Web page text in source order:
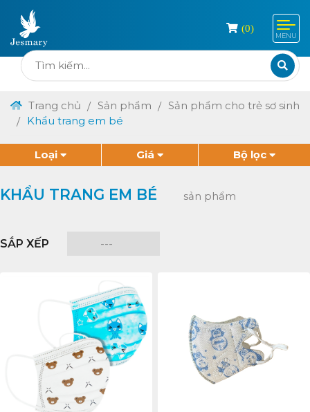
(0)
MENU
Trang chủ Sản phẩm
Sản phẩm cho trẻ sơ sinh
Khẩu trang em bé
Loại Giá Bộ lọc
KHẨU TRANG EM BÉ sản phẩm
SẮP XẾP